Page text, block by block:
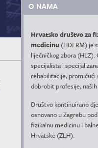
O NAMA
Hrvatsko društvo za
medicinu (HDFRM) je
liječničkog zbora (HLZ).
specijalista i
rehabilitacije,
dobrobit profesije,
Društvo kontinuirano
osnovano u Zagrebu
fizikalnu medicinu i
Hrvatske (ZLH).